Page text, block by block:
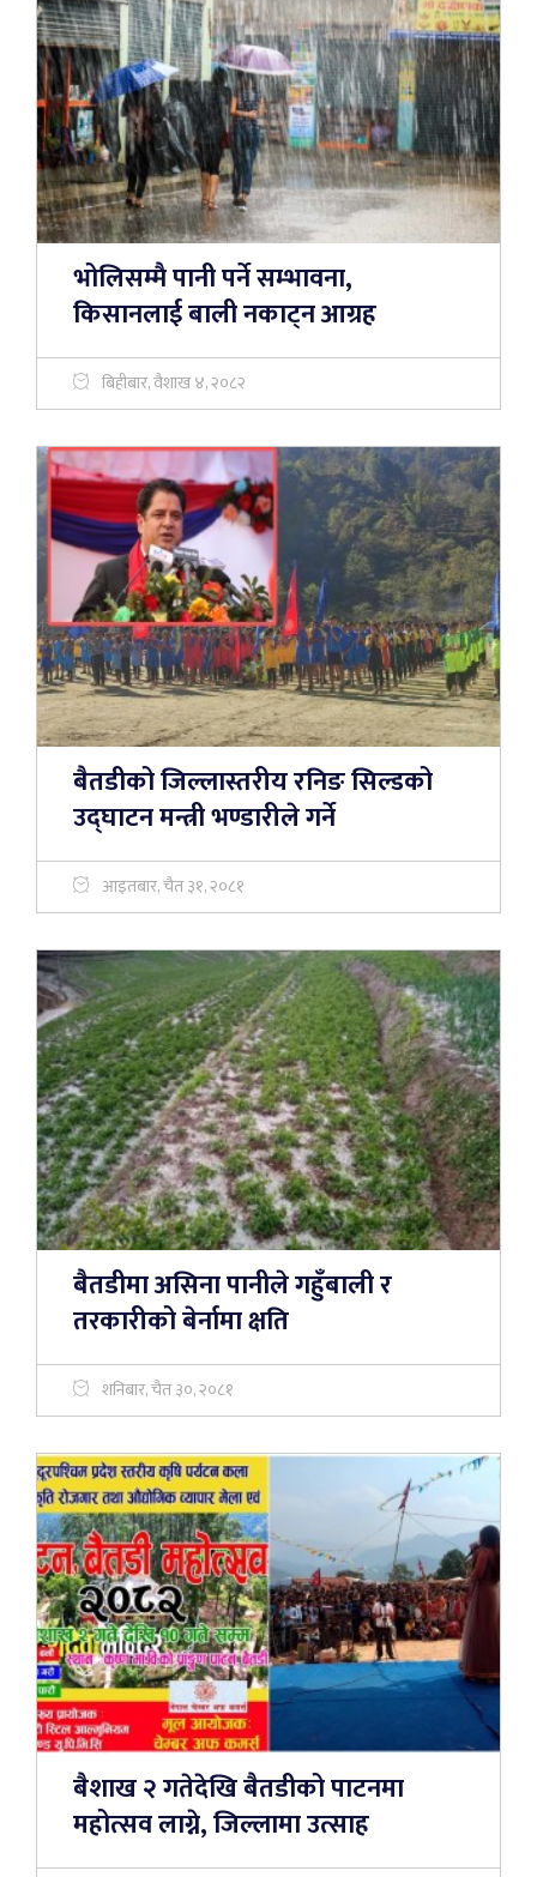
भोलिसम्मै पानी पर्ने सम्भावना,
किसानलाई बाली नकाट्न आग्रह
बिहीबार, वैशाख ४, २०८२
बैतडीको जिल्लास्तरीय रनिङ सिल्डको
उद्घाटन मन्त्री भण्डारीले गर्ने
आइतबार, चैत ३१, २०८१
बैतडीमा असिना पानीले गहुँबाली र
तरकारीको बेर्नामा क्षति
शनिबार, चैत ३०, २०८१
बैशाख २ गतेदेखि बैतडीको पाटनमा
महोत्सव लाग्ने, जिल्लामा उत्साह